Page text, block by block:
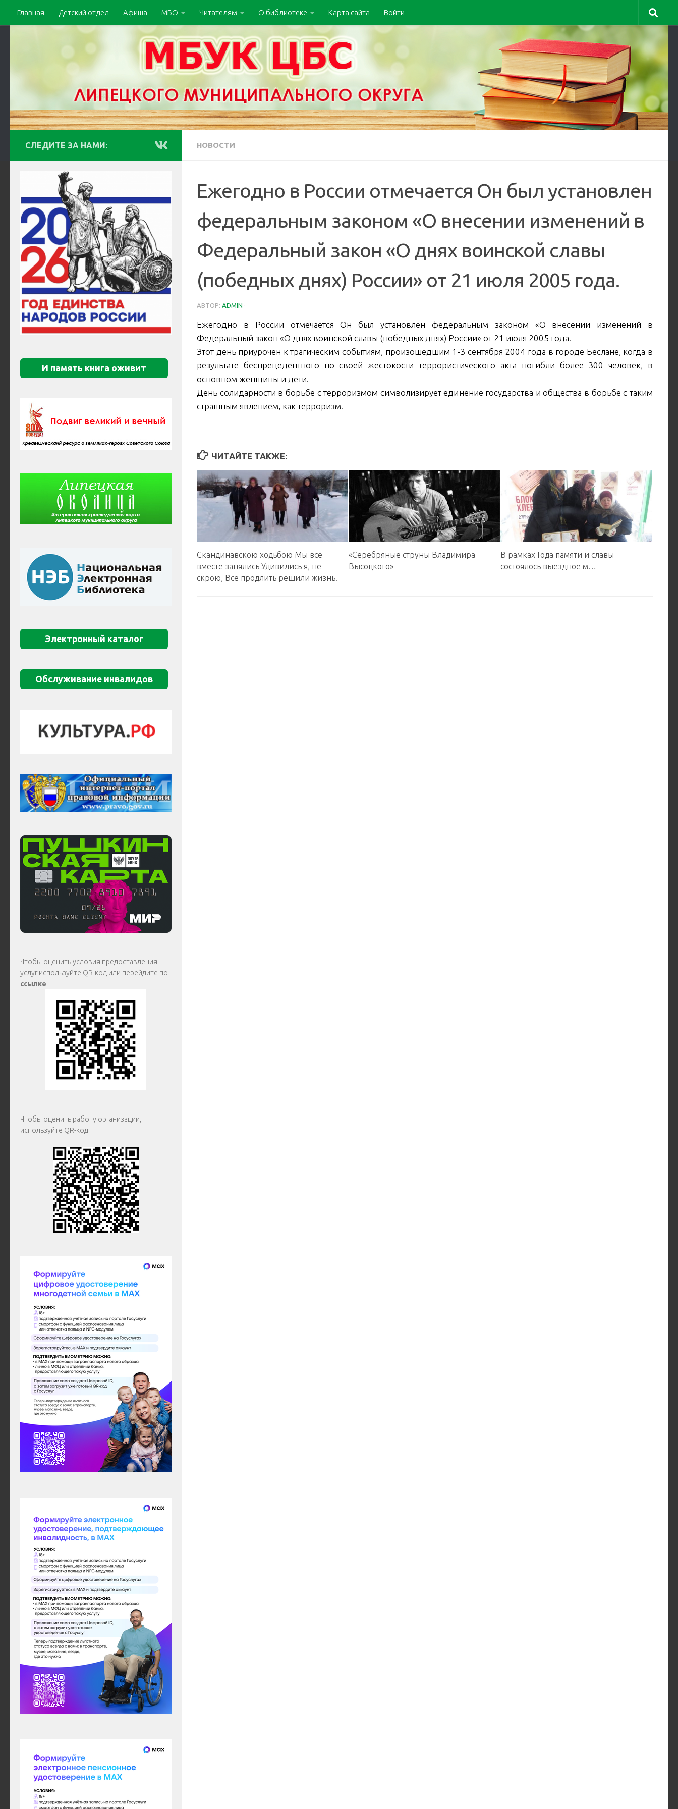
Главная Детский отдел Афиша МБО Читателям О библиотеке Карта сайта Войти
НОВОСТИ
Ежегодно в России отмечается Он был установлен
федеральным законом «О внесении изменений в
Федеральный закон «О днях воинской славы
(победных днях) России» от 21 июля 2005 года.
АВТОР: ADMIN ·
Ежегодно в России отмечается Он был установлен федеральным законом «О внесении изменений в
Федеральный закон «О днях воинской славы (победных днях) России» от 21 июля 2005 года.
Этот день приурочен к трагическим событиям, произошедшим 1-3 сентября 2004 года в городе Беслане, когда в
результате беспрецедентного по своей жестокости террористического акта погибли более 300 человек, в
основном женщины и дети.
День солидарности в борьбе с терроризмом символизирует единение государства и общества в борьбе с таким
страшным явлением, как терроризм.
ЧИТАЙТЕ ТАКЖЕ:
Скандинавскою ходьбою Мы все
вместе занялись Удивились я, не
скрою, Все продлить решили жизнь.
«Серебряные струны Владимира
Высоцкого»
В рамках Года памяти и славы
состоялось выездное м…
СЛЕДИТЕ ЗА НАМИ:
И память книга оживит
Электронный каталог
Обслуживание инвалидов
Чтобы оценить условия предоставления
услуг используйте QR-код или перейдите по
ссылке.
Чтобы оценить работу организации,
используйте QR-код